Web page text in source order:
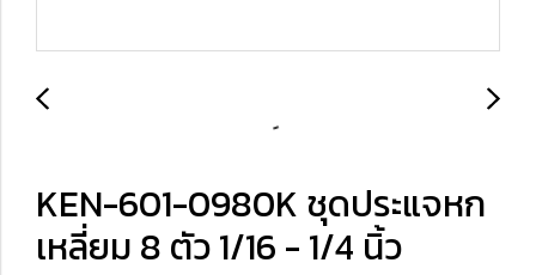
KEN-601-0980K ชุดประแจหก
เหลี่ยม 8 ตัว 1/16 - 1/4 นิ้ว